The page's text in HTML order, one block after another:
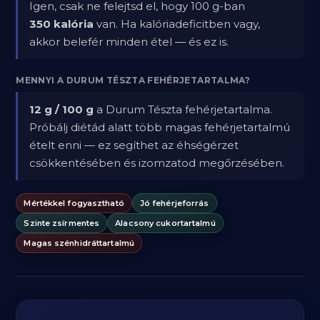
Igen, csak ne felejtsd el, hogy 100 g-ban
350 kalória van. Ha kalóriadeficitben vagy,
akkor belefér minden étel — és ez is.
MENNYI A DURUM TÉSZTA FEHÉRJETARTALMA?
12 g / 100 g a Durum Tészta fehérjetartalma.
Próbálj diétád alatt több magas fehérjetartalmú
ételt enni — ez segíthet az éhségérzet
csökkentésében és izomzatod megőrzésében.
Mértékkel fogyasztható
Jó fehérjeforrás
Szinte zsírmentes
Alacsony cukortartalmú
Magas szénhidráttartalmú